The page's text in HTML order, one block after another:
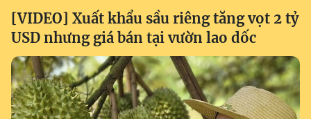
[VIDEO] Xuất khẩu sầu riêng tăng vọt 2 tỷ
USD nhưng giá bán tại vườn lao dốc